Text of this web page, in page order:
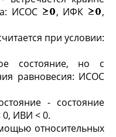
ИCОC
, ИФК
,
при условии:
состояние, но с
равновесия: ИCОC
- состояние
ИВИ < 0.
относительных